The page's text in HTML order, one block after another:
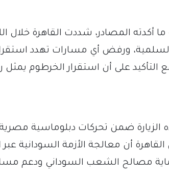
أكدته المصادر، شددت القاهرة خلال
ورفض أي مسارات تهدد
التأكيد على أن استقرار الخرطوم
الزيارة ضمن تحركات دبلوماسية
أن معالجة الأزمة السودانية
مصالح الشعب السوداني ودعم مسار